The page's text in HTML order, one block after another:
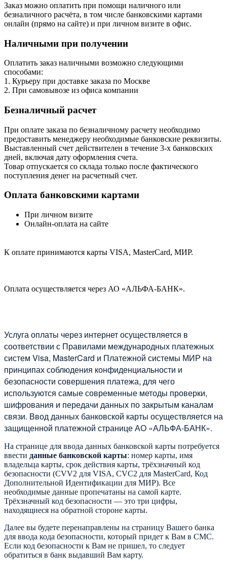
Заказ можно оплатить при помощи наличного или
безналичного расчёта, в том числе банковскими картами
онлайн (прямо на сайте) и при личном визите в офис.
Наличными при получении
Оплатить заказ наличными возможно следующими
способами:
1. Курьеру при доставке заказа по Москве
2. При самовывозе из офиса компании
Безналичный расчет
При оплате заказа по безналичному расчету необходимо
предоставить менеджеру необходимые банковские реквизиты.
Выставленный счет действителен в течение 3-х банковских
дней, включая дату оформления cчета.
Товар отпускается со склада только после фактического
поступления денег на расчетный счет.
Оплата банковскими картами
При личном визите
Онлайн-оплата на сайте
К оплате принимаются карты VISA, MasterCard, МИР.
Оплата осуществляется через АО «АЛЬФА-БАНК».
Услуга оплаты через интернет осуществляется в
соответствии с Правилами международных платежных
систем Visa, MasterCard и Платежной системы МИР на
принципах соблюдения конфиденциальности и
безопасности совершения платежа, для чего
используются самые современные методы проверки,
шифрования и передачи данных по закрытым каналам
связи. Ввод данных банковской карты осуществляется на
защищенной платежной странице АО «АЛЬФА-БАНК».
На странице для ввода данных банковской карты потребуется
ввести данные банковской карты: номер карты, имя
владельца карты, срок действия карты, трёхзначный код
безопасности (CVV2 для VISA, CVC2 для MasterCard, Код
Дополнительной Идентификации для МИР). Все
необходимые данные пропечатаны на самой карте.
Трёхзначный код безопасности — это три цифры,
находящиеся на обратной стороне карты.
Далее вы будете перенаправлены на страницу Вашего банка
для ввода кода безопасности, который придет к Вам в СМС.
Если код безопасности к Вам не пришел, то следует
обратиться в банк выдавший Вам карту.